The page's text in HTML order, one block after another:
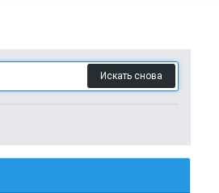
Искать снова